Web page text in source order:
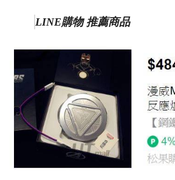
LINE購物 推薦商品